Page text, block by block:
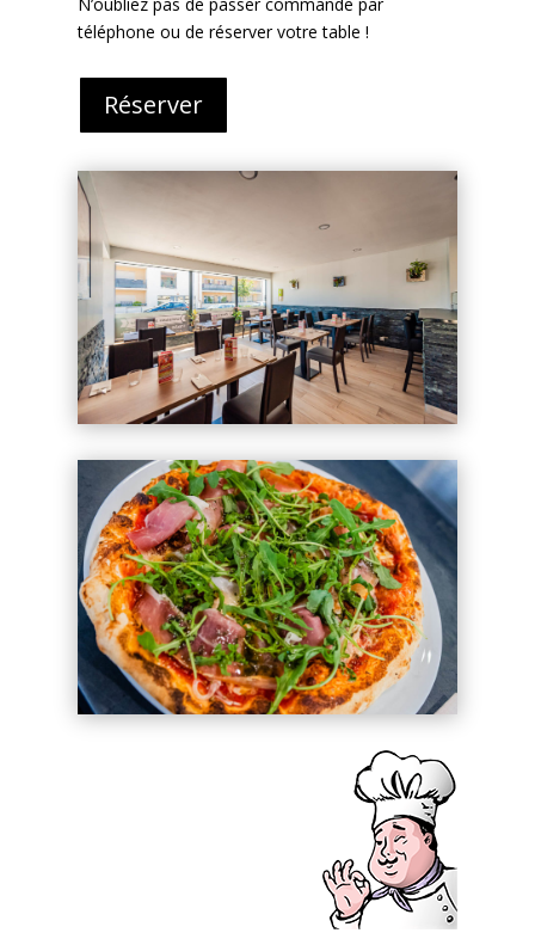
N’oubliez pas de passer commande par
téléphone ou de réserver votre table !
Réserver